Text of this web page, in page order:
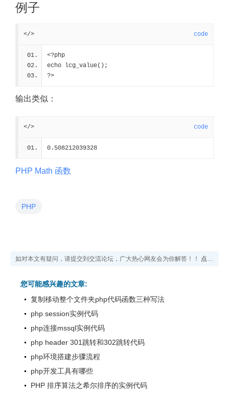
例子
</> code
<?php
echo lcg_value();
?>
输出类似：
</> code
0.508212039328
PHP Math 函数
PHP
如对本文有疑问，请提交到交流论坛，广大热心网友会为你解答！！ 点击进入论坛
您可能感兴趣的文章:
复制移动整个文件夹php代码函数三种写法
php session实例代码
php连接mssql实例代码
php header 301跳转和302跳转代码
php环境搭建步骤流程
php开发工具有哪些
PHP 排序算法之希尔排序的实例代码